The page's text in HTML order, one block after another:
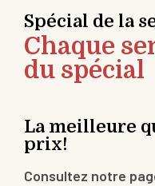
Spécial de la
Chaque
du spécial
La meilleure
prix!
Consultez notre